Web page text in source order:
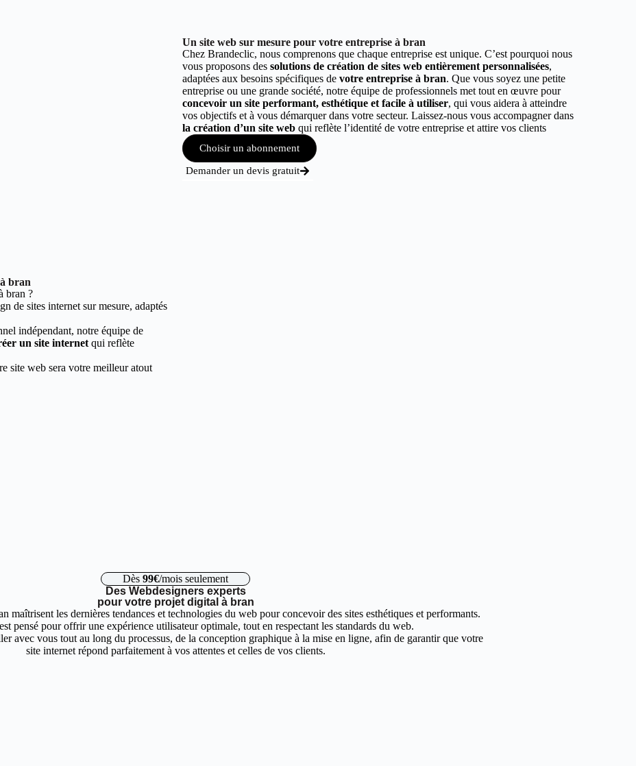
Un site web sur mesure pour votre entreprise à bran
Chez Brandeclic, nous comprenons que chaque entreprise est unique. C’est pourquoi nous
vous proposons des solutions de création de sites web entièrement personnalisées,
adaptées aux besoins spécifiques de votre entreprise à bran. Que vous soyez une petite
entreprise ou une grande société, notre équipe de professionnels met tout en œuvre pour
concevoir un site performant, esthétique et facile à utiliser, qui vous aidera à atteindre
vos objectifs et à vous démarquer dans votre secteur. Laissez-nous vous accompagner dans
la création d’un site web qui reflète l’identité de votre entreprise et attire vos clients
Choisir un abonnement
Demander un devis gratuit
bran
bran ?
de sites internet sur mesure, adaptés
indépendant, notre équipe de
un site internetqui reflète
site web sera votre meilleur atout
Dès 99€/mois seulement
Des Webdesigners experts
pour votre projet digital à bran
maîtrisent les dernières tendances et technologies du web pour concevoir des sites esthétiques et performants.
pensé pour offrir une expérience utilisateur optimale, tout en respectant les standards du web.
avec vous tout au long du processus, de la conception graphique à la mise en ligne, afin de garantir que votre
site internet répond parfaitement à vos attentes et celles de vos clients.